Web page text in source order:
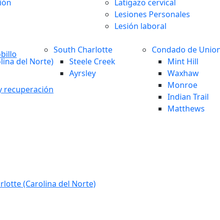
Latigazo cervical
Lesiones Personales
Lesión laboral
del Norte)
South Charlotte
Steele Creek
Ayrsley
Condado de
Mint Hill
Waxhaw
Monroe
Indian Trail
Matthews
recuperación
(Carolina del Norte)